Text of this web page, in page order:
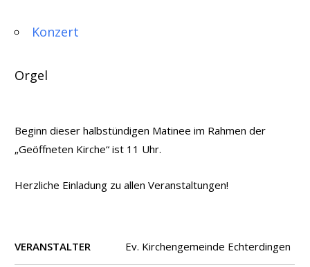
Konzert
Orgel
Beginn dieser halbstündigen Matinee im Rahmen der
„Geöffneten Kirche“ ist 11 Uhr.
Herzliche Einladung zu allen Veranstaltungen!
VERANSTALTER Ev. Kirchengemeinde Echterdingen